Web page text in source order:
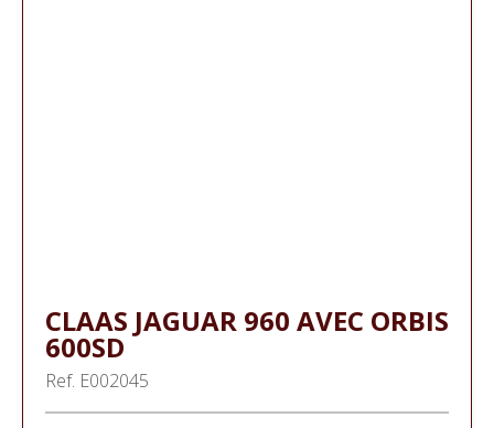
CLAAS JAGUAR 960 AVEC ORBIS
600SD
Ref. E002045